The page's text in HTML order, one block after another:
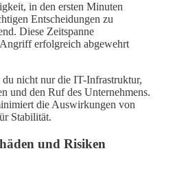
in den ersten Minuten
Entscheidungen zu
Diese Zeitspanne
erfolgreich abgewehrt
nicht nur die IT-Infrastruktur,
und den Ruf des Unternehmens.
die Auswirkungen von
Stabilität.
und Risiken